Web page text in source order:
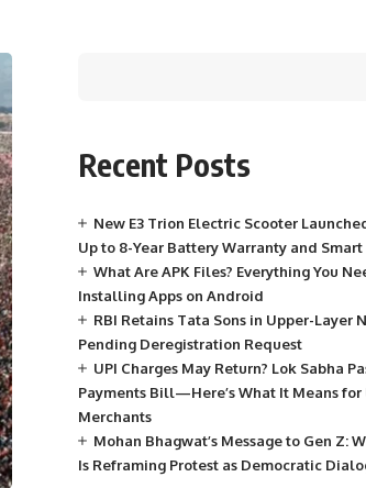
Recent Posts
New E3 Trion Electric Scooter
Up to 8-Year Battery Warranty and Smart
What Are APK Files? Everything You
Installing Apps on Android
RBI Retains Tata Sons in Upper-Layer
Pending Deregistration Request
UPI Charges May Return? Lok Sabha
Payments Bill—Here’s What It Means for
Merchants
Mohan Bhagwat’s Message to Gen Z:
Is Reframing Protest as Democratic